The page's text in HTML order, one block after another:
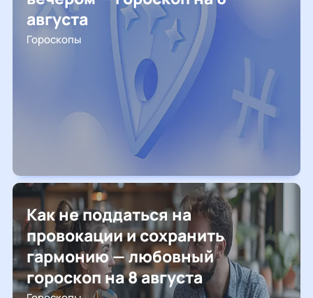
августа
Гороскопы
Как не поддаться на
провокации и сохранить
гармонию — любовный
гороскоп на 8 августа